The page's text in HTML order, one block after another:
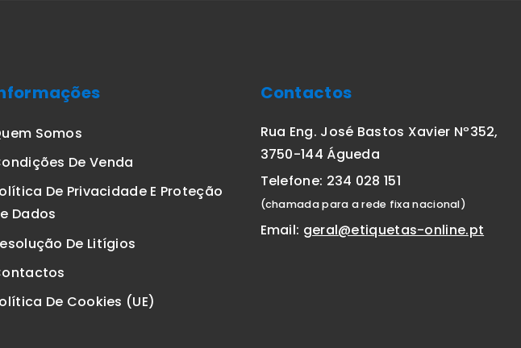
Somos
De Venda
De Privacidade E Proteção
Dados
De Litígios
De Cookies (UE)
Contactos
Rua Eng. José Bastos Xavier Nº352,
3750-144 Águeda
Telefone: 234 028 151
(chamada para a rede fixa nacional)
Email: geral@etiquetas-online.pt